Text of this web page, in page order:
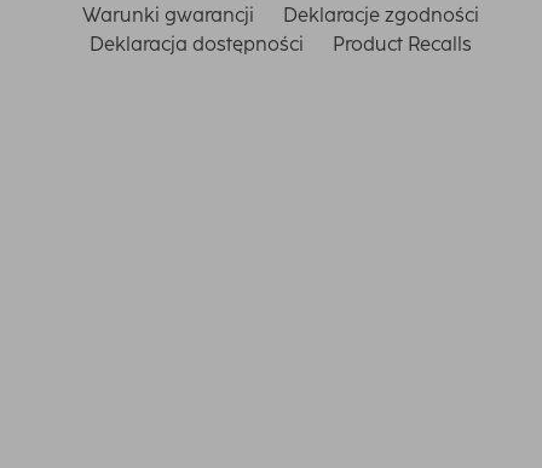
Warunki gwarancji
Deklaracje zgodności
Deklaracja dostępności
Product Recalls